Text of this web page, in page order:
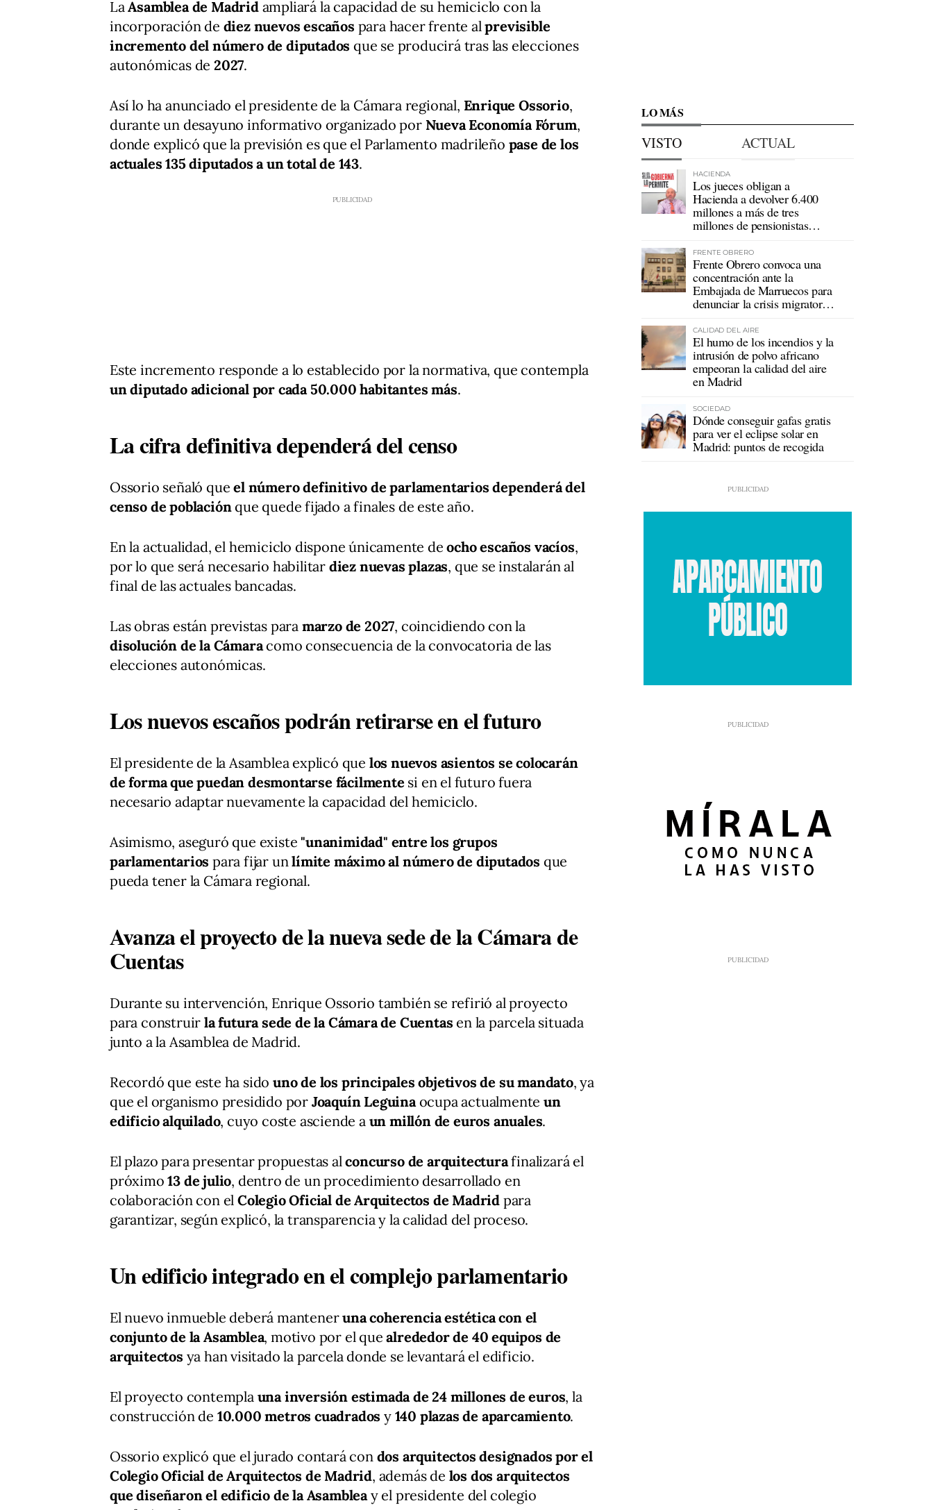
LaAsamblea de Madridampliará la capacidad de su hemiciclo con la
incorporación de diez nuevos escaños para hacer frente alprevisible
incremento del número de diputados que se producirá tras las elecciones
autonómicas de2027.
Así lo ha anunciado el presidente de la Cámara regional, Enrique Ossorio,
durante un desayuno informativo organizado por Nueva Economía Fórum,
donde explicó que la previsión es que el Parlamento madrileño pase de los
actuales 135 diputados a un total de 143.
Este incremento responde a lo establecido por la normativa, que contempla
un diputado adicional por cada 50.000 habitantes más.
La cifra definitiva dependerá del censo
Ossorio señaló queel número definitivo de parlamentarios dependerá del
censo de poblaciónque quede fijado a finales de este año.
En la actualidad, el hemiciclo dispone únicamente deocho escaños vacíos,
por lo que será necesario habilitar diez nuevas plazas, que se instalarán al
final de las actuales bancadas.
Las obras están previstas para marzo de 2027, coincidiendo con la
disolución de la Cámaracomo consecuencia de la convocatoria de las
elecciones autonómicas.
Los nuevos escaños podrán retirarse en el futuro
El presidente de la Asamblea explicó que los nuevos asientos se colocarán
de forma que puedan desmontarse fácilmente si en el futuro fuera
necesario adaptar nuevamente la capacidad del hemiciclo.
Asimismo, aseguró que existe"unanimidad" entre los grupos
parlamentarios para fijar unlímite máximo al número de diputados que
pueda tener la Cámara regional.
Avanza el proyecto de la nueva sede de la Cámara de
Cuentas
Durante su intervención, Enrique Ossorio también se refirió al proyecto
para construirla futura sede de la Cámara de Cuentas en la parcela situada
junto a la Asamblea de Madrid.
Recordó que este ha sido uno de los principales objetivos de su mandato, ya
que el organismo presidido por Joaquín Leguinaocupa actualmenteun
edificio alquilado, cuyo coste asciende a un millón de euros anuales.
El plazo para presentar propuestas alconcurso de arquitecturafinalizará el
próximo13 de julio, dentro de un procedimiento desarrollado en
colaboración con elColegio Oficial de Arquitectos de Madrid para
garantizar, según explicó, la transparencia y la calidad del proceso.
Un edificio integrado en el complejo parlamentario
El nuevo inmueble deberá manteneruna coherencia estética con el
conjunto de la Asamblea, motivo por el quealrededor de 40 equipos de
arquitectos ya han visitado la parcela donde se levantará el edificio.
El proyecto contempla una inversión estimada de 24 millones de euros, la
construcción de 10.000 metros cuadrados y 140 plazas de aparcamiento.
Ossorio explicó que el jurado contará con dos arquitectos designados por el
Colegio Oficial de Arquitectos de Madrid, además de los dos arquitectos
que diseñaron el edificio de la Asambleay el presidente del colegio
LO MÁS
VISTO ACTUAL
HACIENDA
Los jueces obligan a
Hacienda a devolver 6.400
millones a más de tres
millones de pensionistas
FRENTE OBRERO
Frente Obrero convoca una
concentración ante la
Embajada de Marruecos para
denunciar la crisis migratoria
CALIDAD DEL AIRE
El humo de los incendios y la
intrusión de polvo africano
empeoran la calidad del aire
en Madrid
SOCIEDAD
Dónde conseguir gafas gratis
para ver el eclipse solar en
Madrid: puntos de recogida